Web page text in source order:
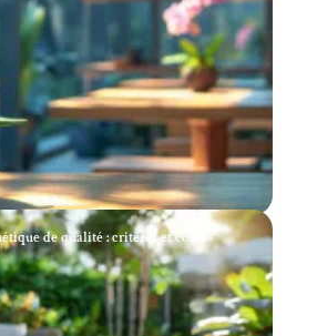
de qualité : critères et coûts